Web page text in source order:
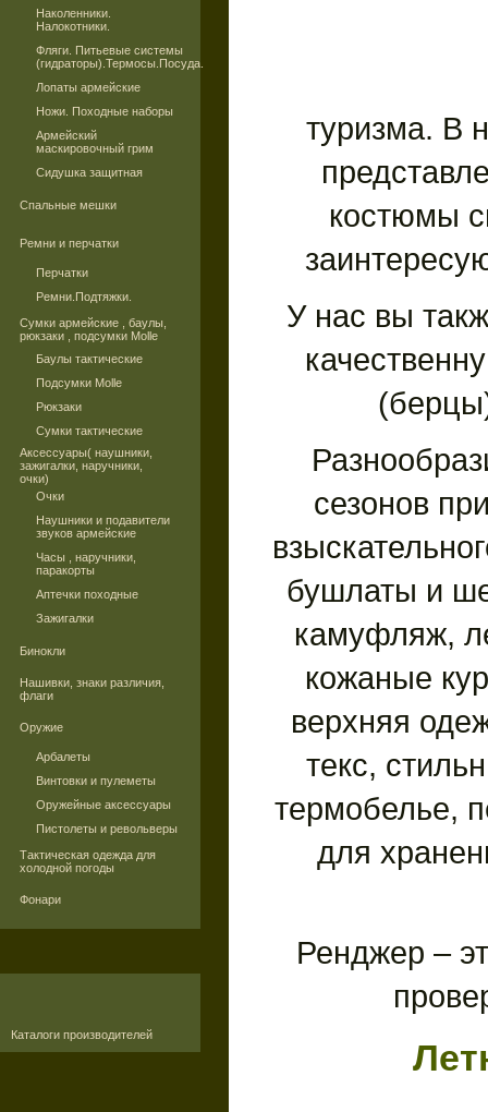
Наколенники.
Налокотники.
Фляги. Питьевые системы
(гидраторы).Термосы.Посуда.
Лопаты армейские
Ножи. Походные наборы
Армейский
маскировочный грим
Сидушка защитная
Спальные мешки
Ремни и перчатки
Перчатки
Ремни.Подтяжки.
Сумки армейские , баулы,
рюкзаки , подсумки Molle
Баулы тактические
Подсумки Molle
Рюкзаки
Сумки тактические
Аксессуары( наушники,
зажигалки, наручники,
очки)
Очки
Наушники и подавители
звуков армейские
Часы , наручники,
паракорты
Аптечки походные
Зажигалки
Бинокли
Нашивки, знаки различия,
флаги
Оружие
Арбалеты
Винтовки и пулеметы
Оружейные аксессуары
Пистолеты и револьверы
Тактическая одежда для
холодной погоды
Фонари
Каталоги производителей
туризма. В
костюмы
У нас вы
сезонов
бушлаты и
камуфляж,
кожаные
верхняя
текс,
термобелье,
для
Ренджер –